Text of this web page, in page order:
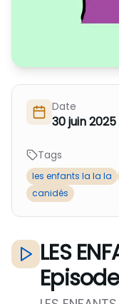
Exprime ton
La newsletter
Date
30 juin 2025
Tags
les enfants la la la
canidés
LES